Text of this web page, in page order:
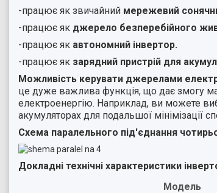
-працює як звичайний мережевий
-працює як джерело безперебійного
-працює як автономний інвертор.
-працює як зарядний пристрій для
Можливість керувати джерелами
це дуже важлива функція, що дає змогу
електроенергію. Наприклад, ви можете
акумуляторах для подальшої мінімізації
Схема паралельного під'єднання
Докладні технічні характеристики
Модель